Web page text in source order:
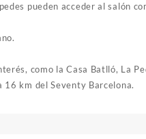
pueden acceder al salón
como la Casa Batlló, La
16 km del Seventy Barcelona.